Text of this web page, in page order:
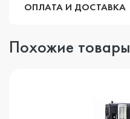
ОПЛАТА И ДОСТАВКА
Похожие товары